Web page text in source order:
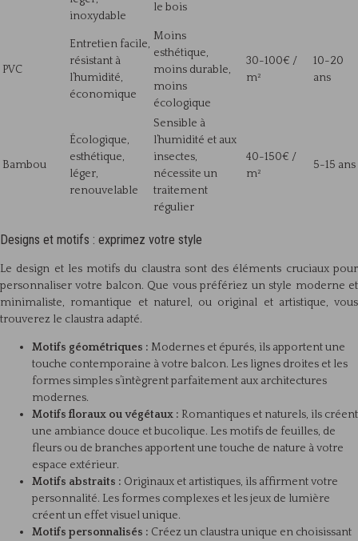
inoxydable
le bois
PVC
Entretien facile,
résistant à
l’humidité,
économique
Moins
esthétique,
moins durable,
moins
écologique
30-100€ /
m²
10-20
ans
Bambou
Écologique,
esthétique,
léger,
renouvelable
Sensible à
l’humidité et aux
insectes,
nécessite un
traitement
régulier
40-150€ /
m²
5-15 ans
Designs et motifs : exprimez votre style
Le design et les motifs du claustra sont des éléments cruciaux pour
personnaliser votre balcon. Que vous préfériez un style moderne et
minimaliste, romantique et naturel, ou original et artistique, vous
trouverez le claustra adapté.
Motifs géométriques : Modernes et épurés, ils apportent une
touche contemporaine à votre balcon. Les lignes droites et les
formes simples s’intègrent parfaitement aux architectures
modernes.
Motifs floraux ou végétaux : Romantiques et naturels, ils créent
une ambiance douce et bucolique. Les motifs de feuilles, de
fleurs ou de branches apportent une touche de nature à votre
espace extérieur.
Motifs abstraits : Originaux et artistiques, ils affirment votre
personnalité. Les formes complexes et les jeux de lumière
créent un effet visuel unique.
Motifs personnalisés : Créez un claustra unique en choisissant